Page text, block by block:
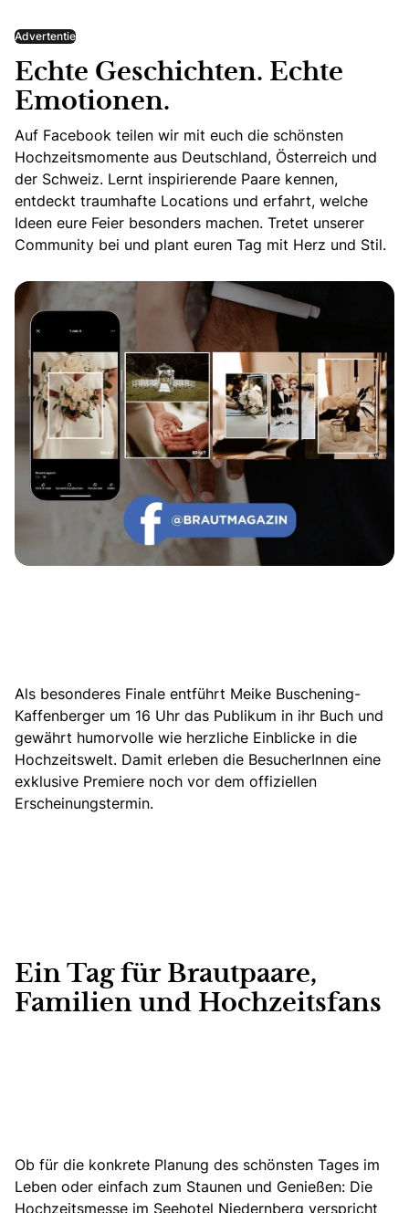
Advertentie
Echte Geschichten. Echte
Emotionen.
Auf Facebook teilen wir mit euch die schönsten
Hochzeitsmomente aus Deutschland, Österreich und
der Schweiz. Lernt inspirierende Paare kennen,
entdeckt traumhafte Locations und erfahrt, welche
Ideen eure Feier besonders machen. Tretet unserer
Community bei und plant euren Tag mit Herz und Stil.
Echte Geschichten. Echte Emotionen.
Als besonderes Finale entführt Meike Buschening-
Kaffenberger um 16 Uhr das Publikum in ihr Buch und
gewährt humorvolle wie herzliche Einblicke in die
Hochzeitswelt. Damit erleben die BesucherInnen eine
exklusive Premiere noch vor dem offiziellen
Erscheinungstermin.
Ein Tag für Brautpaare,
Familien und Hochzeitsfans
Ob für die konkrete Planung des schönsten Tages im
Leben oder einfach zum Staunen und Genießen: Die
Hochzeitsmesse im Seehotel Niedernberg verspricht